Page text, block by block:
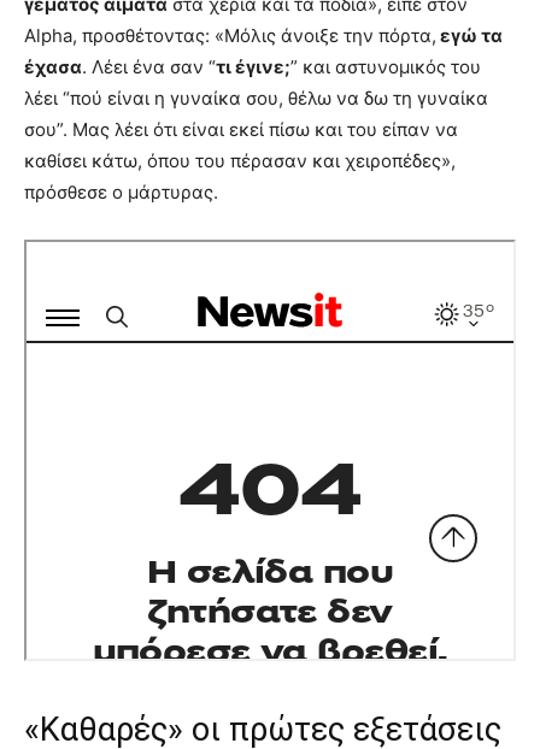
Alpha, προσθέτοντας: «Μόλις άνοιξε την πόρτα, εγώ τα
έχασα. Λέει ένα σαν “τι έγινε;” και αστυνομικός του
λέει “πού είναι η γυναίκα σου, θέλω να δω τη γυναίκα
σου”. Μας λέει ότι είναι εκεί πίσω και του είπαν να
καθίσει κάτω, όπου του πέρασαν και χειροπέδες»,
πρόσθεσε ο μάρτυρας.
«Καθαρές» οι πρώτες εξετάσεις